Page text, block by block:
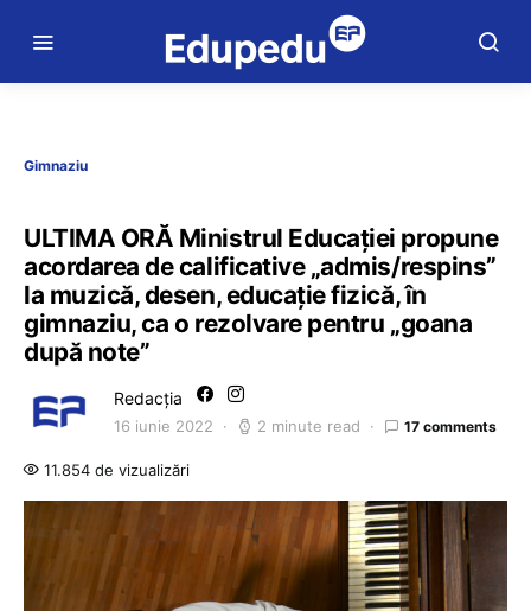
Gimnaziu
ULTIMA ORĂ Ministrul Educației propune
acordarea de calificative „admis/respins”
la muzică, desen, educație fizică, în
gimnaziu, ca o rezolvare pentru „goana
după note”
Redacția
16 iunie 2022 2 minute read 17 comments
11.854 de vizualizări